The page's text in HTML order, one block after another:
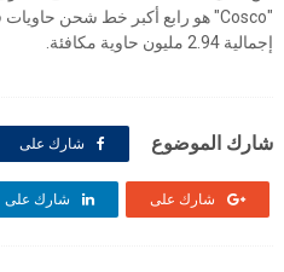
إجمالية 2.94 مليون حاوية مكافئة.
شارك الموضوع شارك على
شارك على شارك على